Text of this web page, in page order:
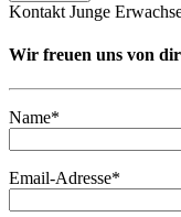
Kontakt Junge
Wir freuen uns von
Name*
Email-Adresse*